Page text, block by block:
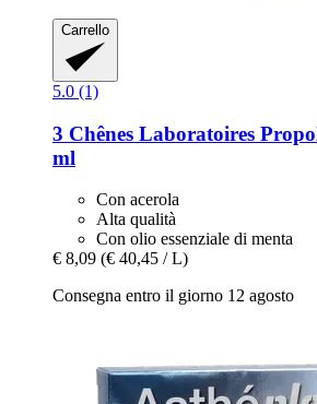
Carrello
5.0 (1)
3 Chênes Laboratoires
ml
Con acerola
Alta qualità
Con olio essenziale di menta
€ 8,09 (€ 40,45 / L)
Consegna entro il giorno 12 agosto